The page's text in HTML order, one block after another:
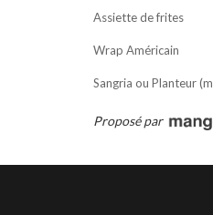
Assiette de frites
Wrap Américain
Sangria ou Planteur
Proposé par